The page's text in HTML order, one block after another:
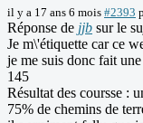
il y a 17 ans 6 mois #2393
Réponse de jjb sur le
Je m\'étiquette car ce
je me suis donc fait
145
Résultat des coursse :
75% de chemins de